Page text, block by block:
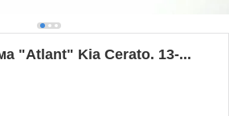
"Atlant" Kia Cerato. 13-...